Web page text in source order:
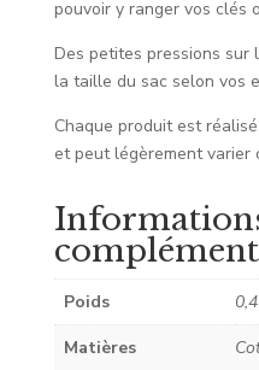
pouvoir y ranger vos clés
Des petites pressions
la taille du sac selon vos
Chaque produit est
et peut légèrement varier
Poids
Matières